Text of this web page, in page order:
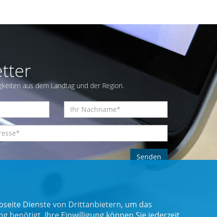
aus dem Landtag und der Region.
Dienste von Drittanbietern, um das